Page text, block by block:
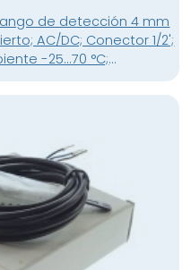
de detección 4 mm
AC/DC; Conector 1/2';
-25...70 °C;
AC / 200 Hz DC